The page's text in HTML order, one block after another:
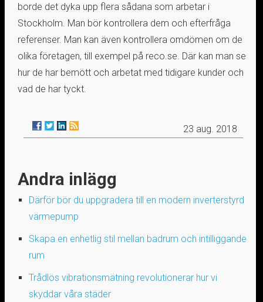
borde det dyka upp flera sådana som arbetar i
Stockholm. Man bör kontrollera dem och efterfråga
referenser. Man kan även kontrollera omdömen om de
olika företagen, till exempel på reco.se. Där kan man se
hur de har bemött och arbetat med tidigare kunder och
vad de har tyckt.
23 aug. 2018
Andra inlägg
Därför bör du uppgradera till en modern inverterstyrd
värmepump
Skapa en enhetlig stil mellan badrum och intilliggande
rum
Trådlös vibrationsmätning revolutionerar hur vi
skyddar våra städer